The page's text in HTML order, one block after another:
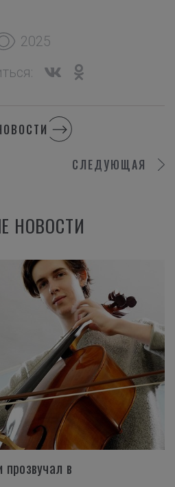
2025
СЛЕДУЮЩАЯ
НОВОСТИ
прозвучал в